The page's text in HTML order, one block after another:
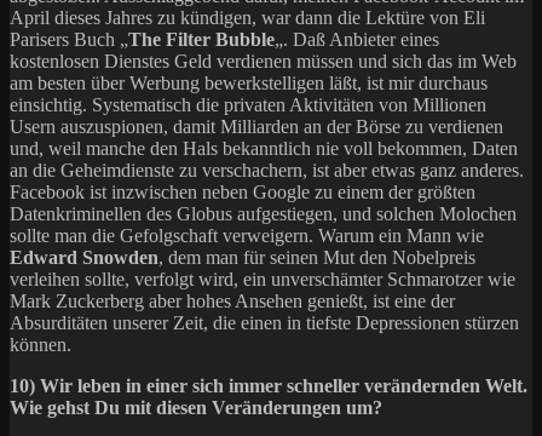
April dieses Jahres zu kündigen, war dann die Lektüre von Eli
Parisers Buch „The Filter Bubble„. Daß Anbieter eines
kostenlosen Dienstes Geld verdienen müssen und sich das im Web
am besten über Werbung bewerkstelligen läßt, ist mir durchaus
einsichtig. Systematisch die privaten Aktivitäten von Millionen
Usern auszuspionen, damit Milliarden an der Börse zu verdienen
und, weil manche den Hals bekanntlich nie voll bekommen, Daten
an die Geheimdienste zu verschachern, ist aber etwas ganz anderes.
Facebook ist inzwischen neben Google zu einem der größten
Datenkriminellen des Globus aufgestiegen, und solchen Molochen
sollte man die Gefolgschaft verweigern. Warum ein Mann wie
Edward Snowden, dem man für seinen Mut den Nobelpreis
verleihen sollte, verfolgt wird, ein unverschämter Schmarotzer wie
Mark Zuckerberg aber hohes Ansehen genießt, ist eine der
Absurditäten unserer Zeit, die einen in tiefste Depressionen stürzen
können.
10) Wir leben in einer sich immer schneller verändernden Welt.
Wie gehst Du mit diesen Veränderungen um?